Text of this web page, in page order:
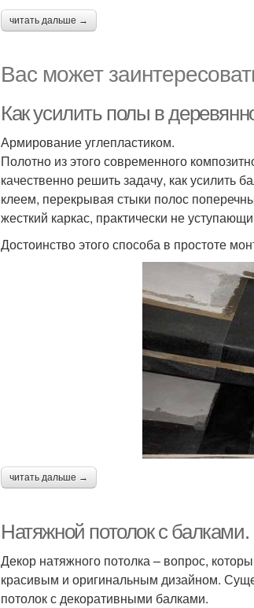
читать дальше →
Вас может
Как усилить полы в
Армирование углепластиком.
Полотно из этого современного
качественно решить задачу, как усилить
клеем, перекрывая стыки полос
жесткий каркас, практически не
Достоинство этого способа в простоте
читать дальше →
Натяжной потолок с
Декор натяжного потолка – вопрос,
красивым и оригинальным дизайном.
потолок с декоративными балками.